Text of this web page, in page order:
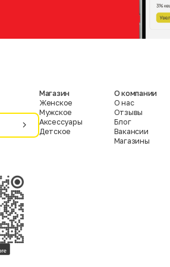
Магазин
Женское
Мужское
Аксессуары
Детское
О компании
О нас
Отзывы
Блог
Вакансии
Магазины